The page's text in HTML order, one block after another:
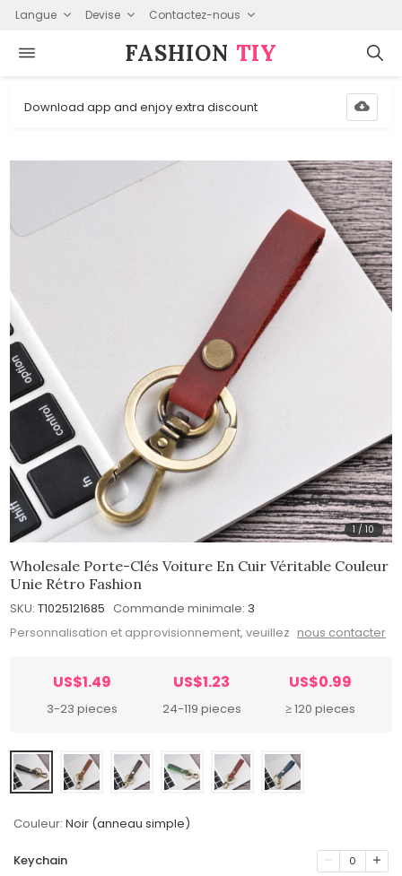
Langue Devise Contactez-nous
FASHION⁠ TIY
Download app and enjoy extra discount
1 /10
Wholesale Porte-Clés Voiture En Cuir Véritable Couleur
Unie Rétro Fashion
SKU: T1025121685 Commande minimale: 3
Personnalisation et approvisionnement, veuillez nous contacter
US$1.49
3-23 pieces
US$1.23
24-119 pieces
US$0.99
≥ 120 pieces
Couleur: Noir (anneau simple)
Keychain 0